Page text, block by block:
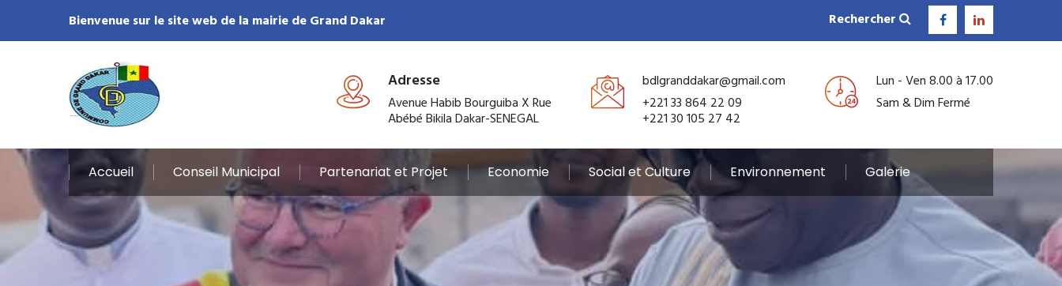
Bienvenue sur le site web de la mairie de Grand Dakar Rechercher
Adresse
Avenue Habib Bourguiba X Rue
Abébé Bikila Dakar-SENEGAL
bdlgranddakar@gmail.com
+221 33 864 22 09
+221 30 105 27 42
Lun - Ven 8.00 à 17.00
Sam & Dim Fermé
Accueil Conseil Municipal Partenariat et Projet Economie Social et Culture Environnement Galerie